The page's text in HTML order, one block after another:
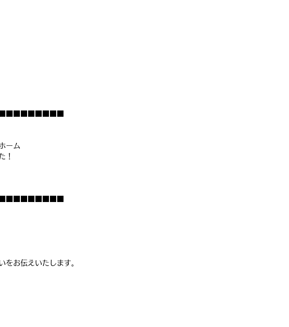
ーム
！
をお伝えいたします。